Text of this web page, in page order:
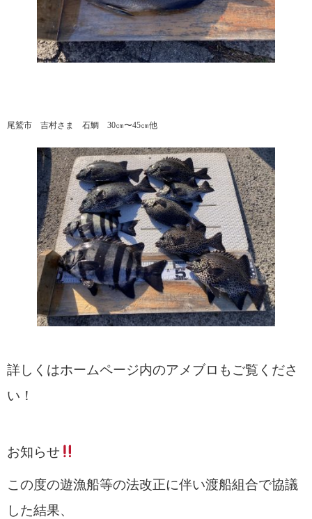
尾鷲市 吉村さま 石鯛 30㎝〜45㎝他
詳しくはホームページ内のアメブロもご覧くださ
い！
お知らせ
この度の遊漁船等の法改正に伴い渡船組合で協議
した結果、